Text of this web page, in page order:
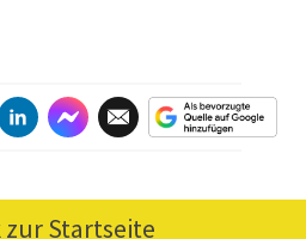
Startseite